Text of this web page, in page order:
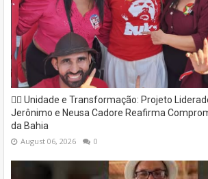
✊🏽 Unidade e Transformação: Projeto
Jerônimo e Neusa Cadore Reafirma
da Bahia
August 06, 2026 0